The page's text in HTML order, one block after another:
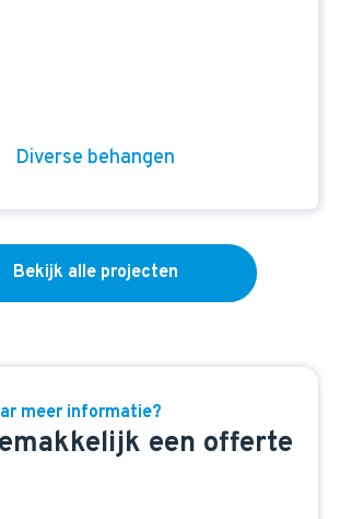
Diverse behangen
Bekijk alle projecten
meer informatie?
een offerte